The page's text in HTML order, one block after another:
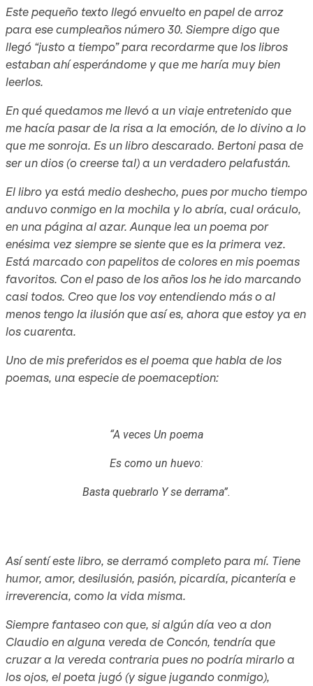
Este pequeño texto llegó envuelto en papel de arroz
para ese cumpleaños número 30. Siempre digo que
llegó “justo a tiempo” para recordarme que los libros
estaban ahí esperándome y que me haría muy bien
leerlos.
En qué quedamos me llevó a un viaje entretenido que
me hacía pasar de la risa a la emoción, de lo divino a lo
que me sonroja. Es un libro descarado. Bertoni pasa de
ser un dios (o creerse tal) a un verdadero pelafustán.
El libro ya está medio deshecho, pues por mucho tiempo
anduvo conmigo en la mochila y lo abría, cual oráculo,
en una página al azar. Aunque lea un poema por
enésima vez siempre se siente que es la primera vez.
Está marcado con papelitos de colores en mis poemas
favoritos. Con el paso de los años los he ido marcando
casi todos. Creo que los voy entendiendo más o al
menos tengo la ilusión que así es, ahora que estoy ya en
los cuarenta.
Uno de mis preferidos es el poema que habla de los
poemas, una especie de poemaception:
“A veces Un poema
Es como un huevo:
Basta quebrarlo Y se derrama”.
Así sentí este libro, se derramó completo para mí. Tiene
humor, amor, desilusión, pasión, picardía, picantería e
irreverencia, como la vida misma.
Siempre fantaseo con que, si algún día veo a don
Claudio en alguna vereda de Concón, tendría que
cruzar a la vereda contraria pues no podría mirarlo a
los ojos, el poeta jugó (y sigue jugando conmigo),